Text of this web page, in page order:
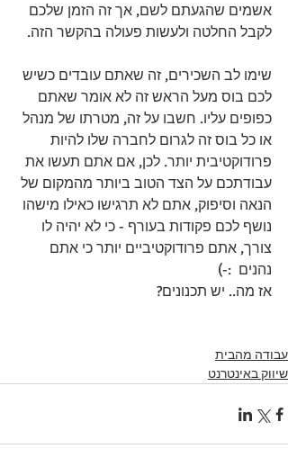
אשמים שהגעתם לשם, אך זה הזמן שלכם
לקבל החלטה ולעשות פעולה בהקשר הזה.
שימו לב השכירים, זה שאתם עובדים כשיש
לכם בוס מעל הראש זה לא אומר שאתם
כפופים עליו. חשבו על זה, מטרתו של מנהל
או כל בוס זה לגרום לחברה שלו להיות
פרודוקטיבית יותר. לכן, אם אתם תעשו את
עבודתכם על הצד הטוב ביותר מהמקום של
הנאה וסיפוק, אתם לא תרגישו כאילו מישהו
נושף לכם פקודות בעורף - כי לא יהיה לו
צורך, אתם פרודוקטיביים יותר כי אתם
נהנים  :-)
אז מה.. יש תכנונים?
עבודה מהבית
שיווק באינטרנט